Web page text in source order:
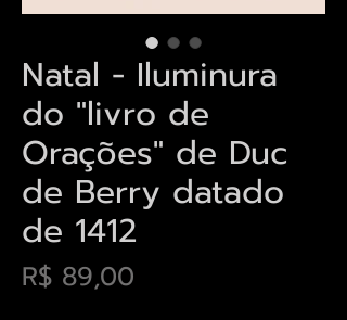
Natal - Iluminura
do "livro de
Orações" de Duc
de Berry datado
de 1412
R$ 89,00